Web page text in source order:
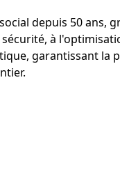
depuis 50 ans,
à
garantissant la